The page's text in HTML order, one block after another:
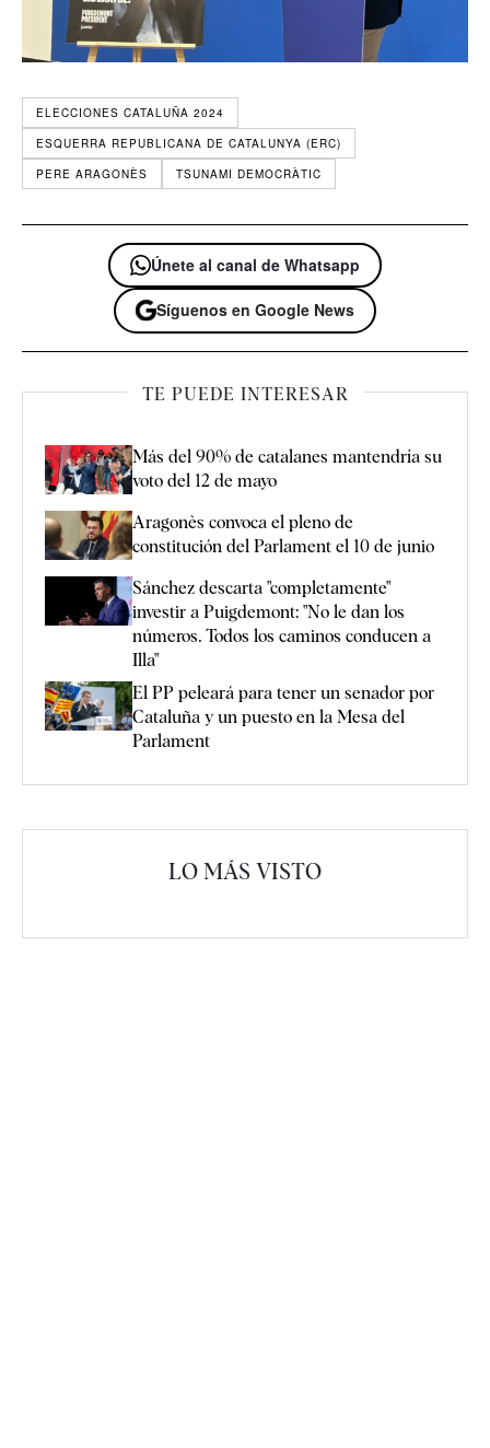
ELECCIONES CATALUÑA 2024
ESQUERRA REPUBLICANA DE CATALUNYA (ERC)
PERE ARAGONÈS
TSUNAMI DEMOCRÀTIC
Únete al canal de Whatsapp
Síguenos en Google News
TE PUEDE INTERESAR
Más del 90% de catalanes mantendría su
voto del 12 de mayo
Aragonès convoca el pleno de
constitución del Parlament el 10 de junio
Sánchez descarta "completamente"
investir a Puigdemont: "No le dan los
números. Todos los caminos conducen a
Illa"
El PP peleará para tener un senador por
Cataluña y un puesto en la Mesa del
Parlament
LO MÁS VISTO